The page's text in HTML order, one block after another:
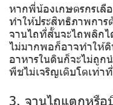
หากพี่น้องเกษตรกรเลื
ทำให้ประสิทธิภาพกา
จานไถที่สั้นจะไถพลิก
ไม่มากพอก็อาจทำให้
อาหารในดินก็จะไม่ถูก
พืชไม่เจริญเติบโตเท่า
3. จานไถแตกหรือ